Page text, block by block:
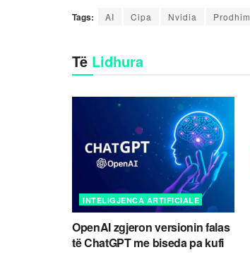
Tags: AI Cipa Nvidia Prodhim
Të Lidhura
INTELIGJENCA ARTIFICIALE
OpenAI zgjeron versionin falas
të ChatGPT me biseda pa kufi